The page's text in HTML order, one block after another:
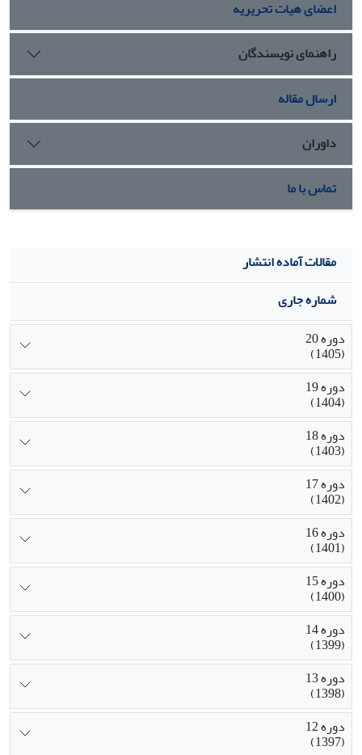
ویژگیهای شخصیتی نیز بـه عنـوان
متغیر تعدیلکننده تأثیری بر رابطه بین متغیرهای ذکرشده نداشت
اعضای هیات تحریریه
راهنمای نویسندگان
ارسال مقاله
داوران
تماس با ما
مقالات آماده انتشار
شماره جاری
دوره 20
(1405)
دوره 19
(1404)
دوره 18
(1403)
دوره 17
(1402)
دوره 16
(1401)
دوره 15
(1400)
دوره 14
(1399)
دوره 13
(1398)
دوره 12
(1397)